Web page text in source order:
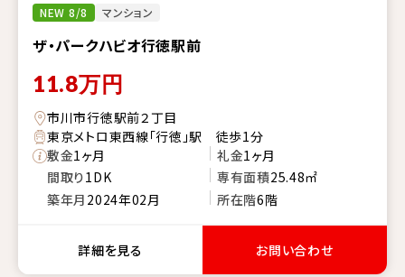
NEW 8/8 マンション
ザ・パークハビオ行徳駅前
11.8万円
市川市行徳駅前２丁目
東京メトロ東西線「行徳」駅 徒歩1分
敷金1ヶ月 礼金1ヶ月
間取り1DK 専有面積25.48㎡
築年月 2024年02月 所在階6階
詳細を見る お問い合わせ